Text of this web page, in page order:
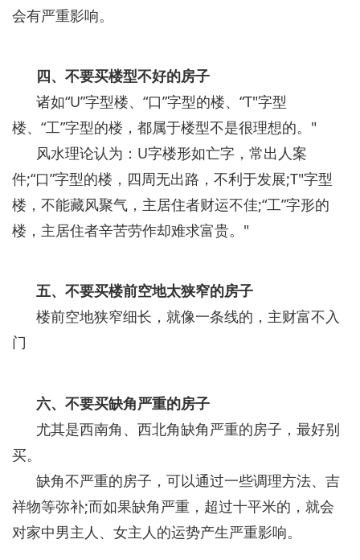
会有严重影响。
四、不要买楼型不好的房子
诸如“U”字型楼、“口”字型的楼、“T"字型
楼、“工”字型的楼，都属于楼型不是很理想的。"
风水理论认为：U字楼形如亡字，常出人案
件;“口”字型的楼，四周无出路，不利于发展;T"字型
楼，不能藏风聚气，主居住者财运不佳;“工”字形的
楼，主居住者辛苦劳作却难求富贵。"
五、不要买楼前空地太狭窄的房子
楼前空地狭窄细长，就像一条线的，主财富不入
门
六、不要买缺角严重的房子
尤其是西南角、西北角缺角严重的房子，最好别
买。
缺角不严重的房子，可以通过一些调理方法、吉
祥物等弥补;而如果缺角严重，超过十平米的，就会
对家中男主人、女主人的运势产生严重影响。